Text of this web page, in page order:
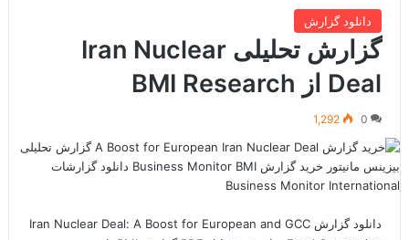
دانلود گزارش
گزارش تحلیلی Iran Nuclear
Deal از BMI Research
0
1,292
دانلود گزارش Iran Nuclear Deal: A Boost for European and GCC